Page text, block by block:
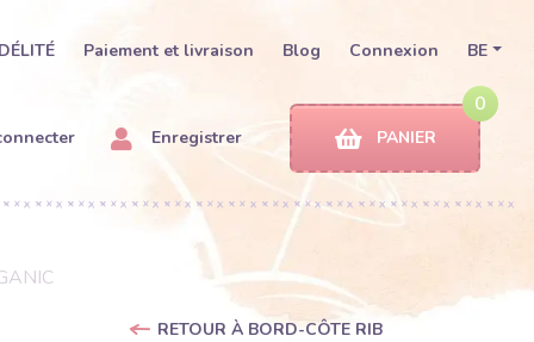
Paiement et livraison Blog Connexion BE
Enregistrer
0
PANIER
RETOUR À BORD-CÔTE RIB